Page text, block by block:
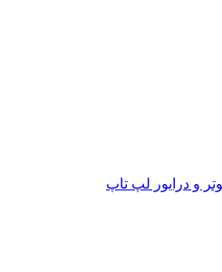
و درایور لپ تاپ